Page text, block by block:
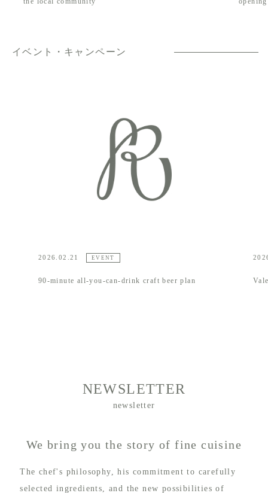
イベント・キャンペーン
can-drink craft beer plan Valentine's Day is finally
NEWSLETTER
newsletter
We bring you the story of fine cuisine
The chef's philosophy, his commitment to carefully
selected ingredients, and the new possibilities of